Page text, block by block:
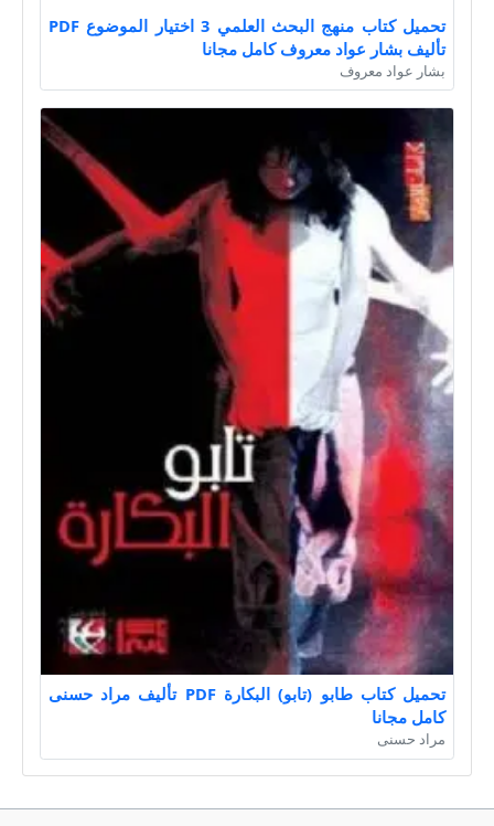
تحميل كتاب منهج البحث العلمي 3 اختيار الموضوع PDF
تأليف بشار عواد معروف كامل مجانا
بشار عواد معروف
تحميل كتاب طابو (تابو) البكارة PDF تأليف مراد حسنى
كامل مجانا
مراد حسنى